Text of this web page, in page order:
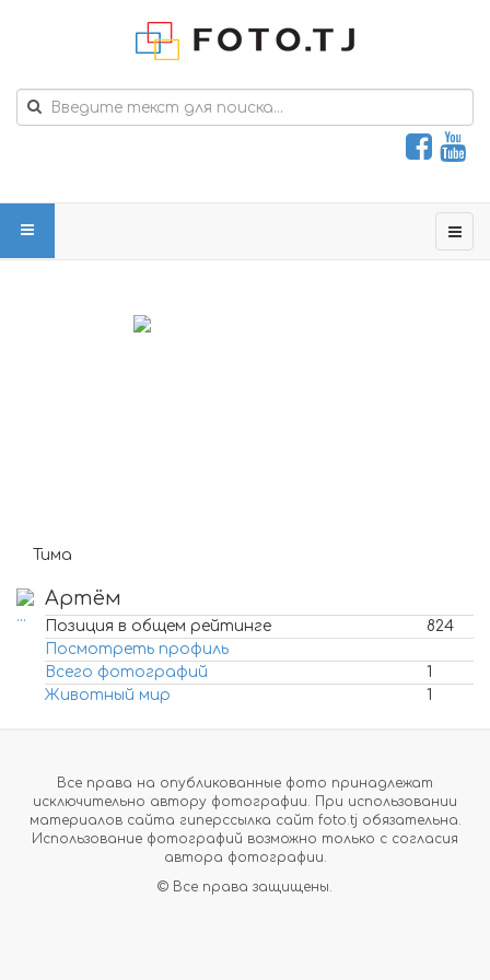
Тима
Артём
Позиция в общем рейтинге
824
Посмотреть профиль
Всего фотографий
1
Животный мир
1
Все права на опубликованные фото принадлежат
исключительно автору фотографии. При использовании
материалов сайта гиперссылка сайт foto.tj обязательна.
Использование фотографий возможно только с согласия
автора фотографии.
© Все права защищены.